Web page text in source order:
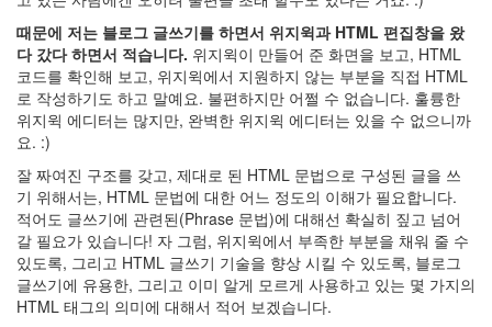
때문에 저는 블로그 글쓰기를 하면서 위지윅과 HTML 편집창을 왔
다 갔다 하면서 적습니다. 위지윅이 만들어 준 화면을 보고, HTML
코드를 확인해 보고, 위지윅에서 지원하지 않는 부분을 직접 HTML
로 작성하기도 하고 말예요. 불편하지만 어쩔 수 없습니다. 훌륭한
위지윅 에디터는 많지만, 완벽한 위지윅 에디터는 있을 수 없으니까
요. :)
잘 짜여진 구조를 갖고, 제대로 된 HTML 문법으로 구성된 글을 쓰
기 위해서는, HTML 문법에 대한 어느 정도의 이해가 필요합니다.
적어도 글쓰기에 관련된(Phrase 문법)에 대해선 확실히 짚고 넘어
갈 필요가 있습니다! 자 그럼, 위지윅에서 부족한 부분을 채워 줄 수
있도록, 그리고 HTML 글쓰기 기술을 향상 시킬 수 있도록, 블로그
글쓰기에 유용한, 그리고 이미 알게 모르게 사용하고 있는 몇 가지의
HTML 태그의 의미에 대해서 적어 보겠습니다.
거
임
BBCode
CDMANII
마
가
도
우
꾸
미
기
관
리